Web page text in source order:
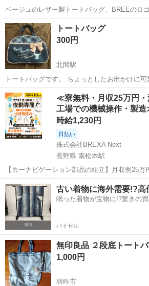
ベージュのレザー製トートバッグ、BREEのロゴプ
ンド: BREE - 色: ベージュ - 素材: レザー - 特徴:
用しなくなっている為出品いたします。 目で見
石川 小松市 小松駅 バッグ
トートバッグ
300円
北間駅
トートバッグです。 ちょっとしたお出かけに可
石川 金沢市 北間駅 バッグ
≪寮無料・月収25万円
工場での機械操作・製
時給1,230円
日払い
株式会社BREXA Next
長野県 南松本駅
【カーナビゲーション部品の組立】月収例25万
円！／うれしい土日祝休み★年間休日125日／
OK！ 人気の工場のお仕事 ◇カーナビゲーション部品の組立◇ ■ 業務
内容 車載用カーナビゲ...
長野 松本市 南松本駅 その他
古い着物に海外需要!?高
眠った着物が宝物に!?驚きの
バイセル
無印良品 ２段底トート
1,000円
羽咋市